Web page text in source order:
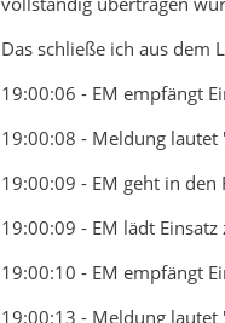
Das schließe ich aus dem
19:00:06 - EM empfängt
19:00:08 - Meldung
19:00:09 - EM geht in den
19:00:09 - EM lädt Einsatz
19:00:10 - EM empfängt
19:00:13 - Meldung